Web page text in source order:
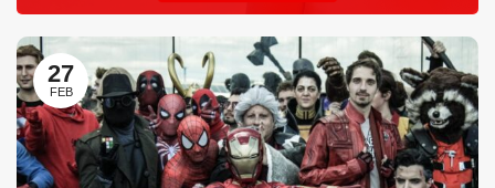
27
FEB